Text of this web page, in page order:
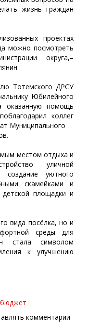
жизнь граждан
проектах
можно посмотреть
округа,–
Тотемского ДРСУ
Юбилейного
помощь
коллег
Муниципального
местом отдыха и
уличной
уютного
скамейками и
площадки и
вида посёлка, но и
среды для
стала символом
к улучшению
комментарии